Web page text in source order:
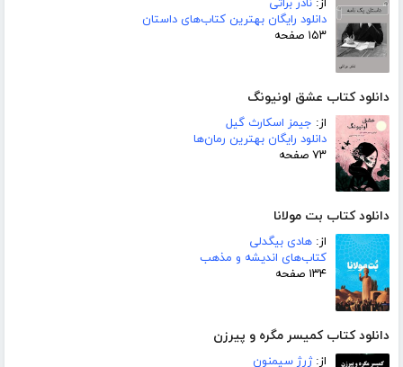
از: نادر براتی
دانلود رایگان بهترین کتاب‌های داستان
۱۵۳ صفحه
دانلود کتاب عشق اونیونگ
از: جیمز اسکارث گیل
دانلود رایگان بهترین رمان‌ها
۷۳ صفحه
دانلود کتاب بت مولانا
از: هادی بیگدلی
کتاب‌های اندیشه و مذهب
۱۳۴ صفحه
دانلود کتاب کمیسر مگره و پیرزن
از:ژرژ سیمنون